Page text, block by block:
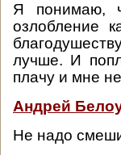
Я понимаю,
озлобление
лучше. И
плачу и мне
Андрей
Не надо